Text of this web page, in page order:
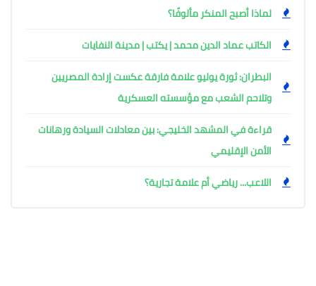
لماذا أصبح المنكر مألوفًا؟
الكاتب عماد الدين محمد | يكتب | مدينة النفايات
البطران: ثورة يوليو علامة فارقة عكست إرادة المصريين
وتلاحم الشعب مع مؤسسته العسكرية
قراءة في المشهد الخليجي: بين معادلات السيادة ورهانات
الأمن الإقليمي
اللاعب... رياضي أم علامة تجارية؟